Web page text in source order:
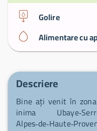
Golire
Alimentare cu
Descriere
Bine ați venit în
inima